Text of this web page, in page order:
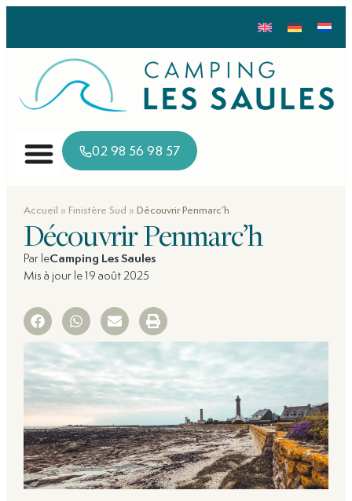
02 98 56 98 57
Accueil » Finistère Sud » Découvrir Penmarc’h
Découvrir Penmarc’h
Par leCamping Les Saules
Mis à jour le 19 août 2025